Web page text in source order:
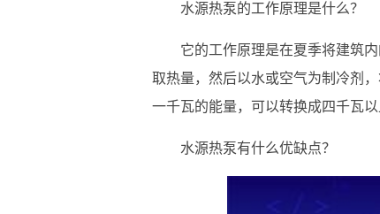
水源热泵的工作原理是什么？
它的工作原理是在夏季将建筑
取热量，然后以水或空气为制冷剂
一千瓦的能量，可以转换成四千瓦以
水源热泵有什么优缺点？